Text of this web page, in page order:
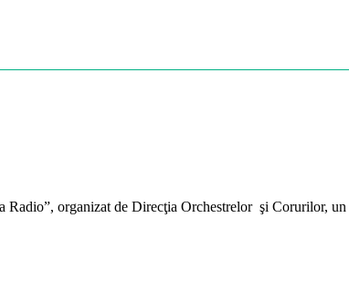
organizat de Direcţia Orchestrelor şi Corurilor,